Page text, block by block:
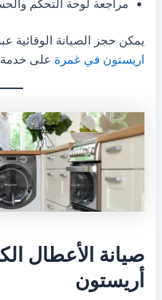
مراجعة لوحة التحكم
يمكن حجز الصيانة الوقائية
اريستون في غمرة على
صيانة الأعطال
أريستون